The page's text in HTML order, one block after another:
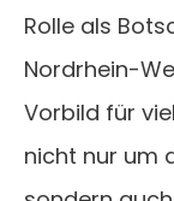
Rolle als
Nordrhein-
Vorbild für
nicht nur um